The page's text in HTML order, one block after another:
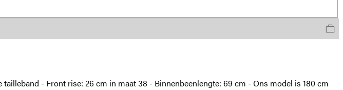
- Front rise: 26 cm in maat 38 - Binnenbeenlengte: 69 cm - Ons model is 180 cm